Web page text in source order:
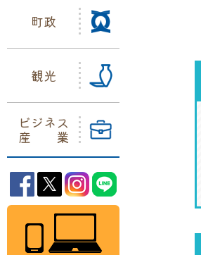
町政
観光
ビジネス
産業
益子町Facebook
益子町Twitter
益子町Instagram